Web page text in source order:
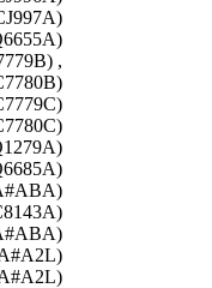
, HP Designjet 800 (24 in) (C7779B),